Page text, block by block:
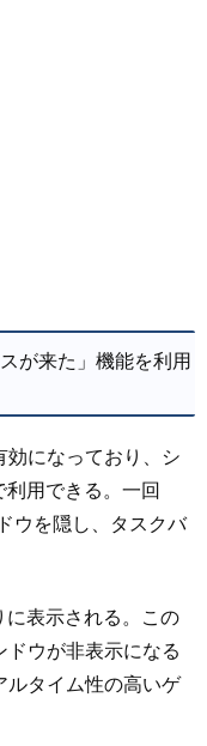
が来た」機能を利用
効になっており、シ
用できる。一回
ウを隠し、タスクバ
に表示される。この
ドウが非表示になる
ルタイム性の高いゲ